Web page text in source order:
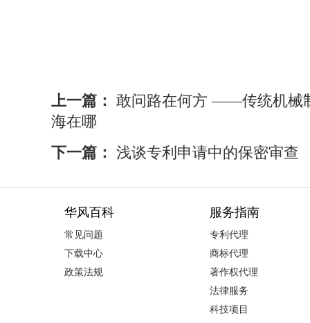
上一篇： 敢问路在何方 ——传统机械
海在哪
下一篇： 浅谈专利申请中的保密审查
华风百科
常见问题
下载中心
政策法规
服务指南
专利代理
商标代理
著作权代理
法律服务
科技项目